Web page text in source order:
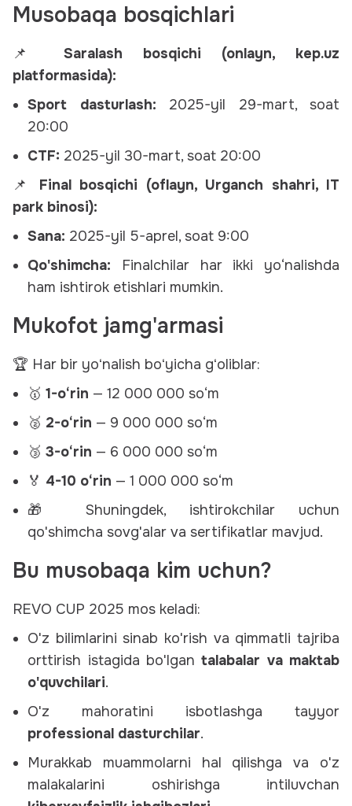
Musobaqa bosqichlari
📌 Saralash bosqichi (onlayn, kep.uz
platformasida):
Sport dasturlash: 2025-yil 29-mart, soat
20:00
CTF: 2025-yil 30-mart, soat 20:00
📌 Final bosqichi (oflayn, Urganch shahri, IT
park binosi):
Sana: 2025-yil 5-aprel, soat 9:00
Qo'shimcha: Finalchilar har ikki yo‘nalishda
ham ishtirok etishlari mumkin.
Mukofot jamg'armasi
🏆 Har bir yoʻnalish boʻyicha gʻoliblar:
🥇1-o‘rin — 12 000 000 so‘m
🥈 2-o‘rin — 9 000 000 so‘m
🥉3-o‘rin — 6 000 000 so‘m
🏅 4-10 o‘rin — 1 000 000 so‘m
🎁 Shuningdek, ishtirokchilar uchun
qo'shimcha sovg'alar va sertifikatlar mavjud.
Bu musobaqa kim uchun?
REVO CUP 2025 mos keladi:
O'z bilimlarini sinab ko'rish va qimmatli tajriba
orttirish istagida bo'lgantalabalar va maktab
o'quvchilari.
O'z mahoratini isbotlashga tayyor
professional dasturchilar.
Murakkab muammolarni hal qilishga va o'z
malakalarini oshirishga intiluvchan